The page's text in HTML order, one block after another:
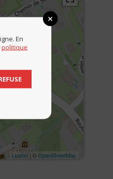
Leaflet | ©OpenStreetMap
En
politique